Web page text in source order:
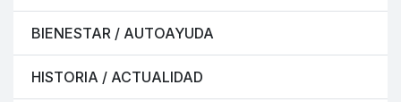
BIENESTAR / AUTOAYUDA
HISTORIA / ACTUALIDAD